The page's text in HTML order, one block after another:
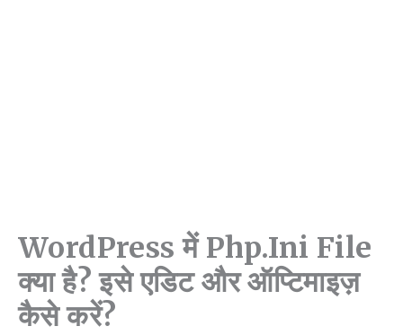
WordPress में Php.ini File
क्या है? इसे एडिट और ऑप्टिमाइज़
कैसे करें?